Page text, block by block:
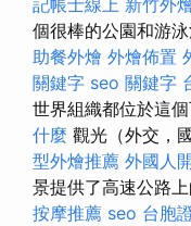
個很棒的公園和游
助餐外燴 外燴佈置
關鍵字 seo 關鍵字
世界組織都位於這
什麼 觀光（外交，
型外燴推薦 外國人
景提供了高速公路
按摩推薦 seo 台胞